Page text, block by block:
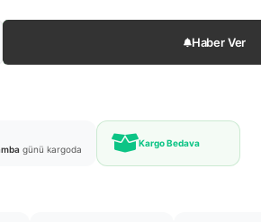
Haber Ver
günü kargoda
Kargo Bedava